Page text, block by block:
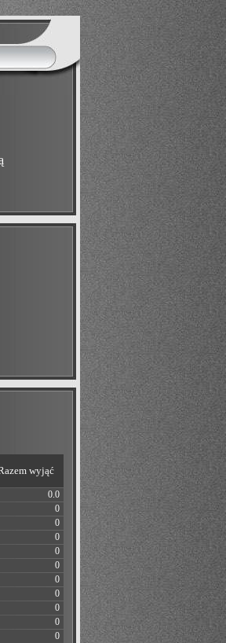
wyjąć
0.0
0
0
0
0
0
0
0
0
0
0